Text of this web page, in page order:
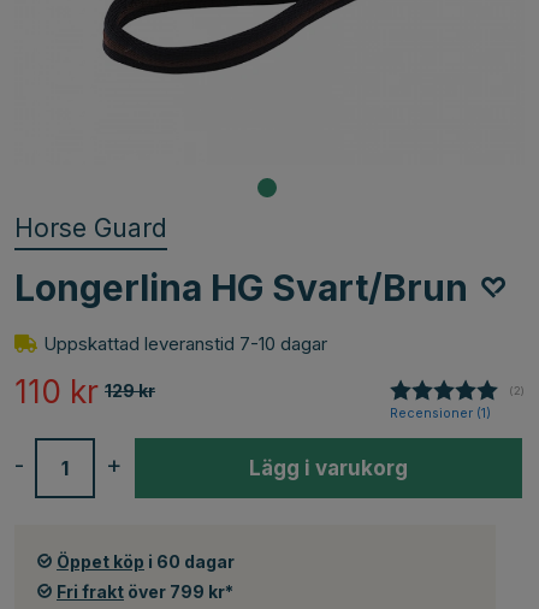
Horse Guard
Longerlina HG Svart/Brun
Uppskattad leveranstid 7-10 dagar
129kr
110 kr (2)
Recensioner (1)
+
- Lägg i varukorg
Öppet köp i 60 dagar
Fri frakt över 799 kr*